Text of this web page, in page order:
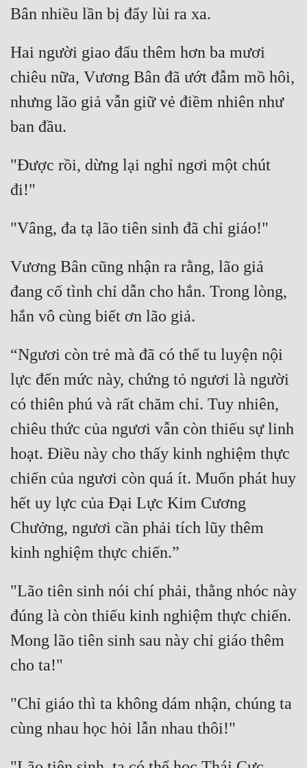
Hai người giao đấu thêm hơn ba mươi
chiêu nữa, Vương Bân đã ướt đẫm mồ hôi,
nhưng lão giả vẫn giữ vẻ điềm nhiên như
"Được rồi, dừng lại nghỉ ngơi một chút
Vương Bân cũng nhận ra rằng, lão giả
đang cố tình chỉ dẫn cho hắn. Trong lòng,
“Ngươi còn trẻ mà đã có thể tu luyện nội
lực đến mức này, chứng tỏ ngươi là người
có thiên phú và rất chăm chỉ. Tuy nhiên,
chiêu thức của ngươi vẫn còn thiếu sự linh
hoạt. Điều này cho thấy kinh nghiệm thực
chiến của ngươi còn quá ít. Muốn phát huy
hết uy lực của Đại Lực Kim Cương
Chưởng, ngươi cần phải tích lũy thêm
"Lão tiên sinh nói chí phải, thằng nhóc này
đúng là còn thiếu kinh nghiệm thực chiến.
Mong lão tiên sinh sau này chỉ giáo thêm
"Chỉ giáo thì ta không dám nhận, chúng ta